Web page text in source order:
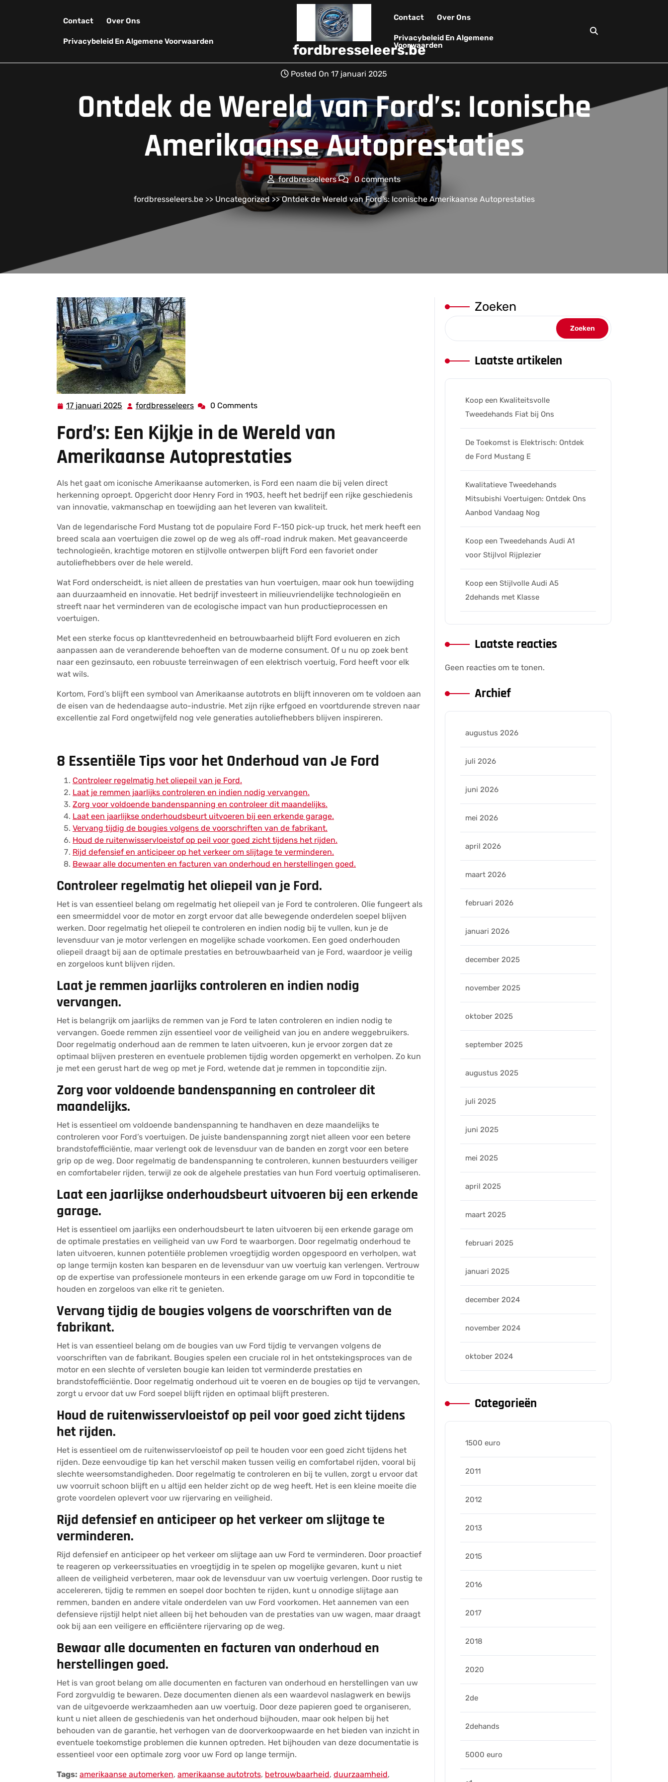
Contact Over Ons
Privacybeleid En Algemene Voorwaarden
fordbresseleers.be
Contact Over Ons
Privacybeleid En Algemene
Voorwaarden
Posted On 17 januari 2025
Ontdek de Wereld van Ford’s: Iconische
Amerikaanse Autoprestaties
fordbresseleers 0 comments
fordbresseleers.be>> Uncategorized >> Ontdek de Wereld van Ford’s: Iconische Amerikaanse Autoprestaties
17 januari 2025 17
2025
fordbresseleers fordbresseleers
0 Comments
Ford’s: Een Kijkje in de Wereld van
Amerikaanse Autoprestaties
Als het gaat om iconische Amerikaanse automerken, is Ford een naam die bij velen direct
herkenning oproept. Opgericht door Henry Ford in 1903, heeft het bedrijf een rijke geschiedenis
van innovatie, vakmanschap en toewijding aan het leveren van kwaliteit.
Van de legendarische Ford Mustang tot de populaire Ford F-150 pick-up truck, het merk heeft een
breed scala aan voertuigen die zowel op de weg als off-road indruk maken. Met geavanceerde
technologieën, krachtige motoren en stijlvolle ontwerpen blijft Ford een favoriet onder
autoliefhebbers over de hele wereld.
Wat Ford onderscheidt, is niet alleen de prestaties van hun voertuigen, maar ook hun toewijding
aan duurzaamheid en innovatie. Het bedrijf investeert in milieuvriendelijke technologieën en
streeft naar het verminderen van de ecologische impact van hun productieprocessen en
voertuigen.
Met een sterke focus op klanttevredenheid en betrouwbaarheid blijft Ford evolueren en zich
aanpassen aan de veranderende behoeften van de moderne consument. Of u nu op zoek bent
naar een gezinsauto, een robuuste terreinwagen of een elektrisch voertuig, Ford heeft voor elk
wat wils.
Kortom, Ford’s blijft een symbool van Amerikaanse autotrots en blijft innoveren om te voldoen aan
de eisen van de hedendaagse auto-industrie. Met zijn rijke erfgoed en voortdurende streven naar
excellentie zal Ford ongetwijfeld nog vele generaties autoliefhebbers blijven inspireren.
8 Essentiële Tips voor het Onderhoud van Je Ford
Controleer regelmatig het oliepeil van je Ford.
Laat je remmen jaarlijks controleren en indien nodig vervangen.
Zorg voor voldoende bandenspanning en controleer dit maandelijks.
Laat een jaarlijkse onderhoudsbeurt uitvoeren bij een erkende garage.
Vervang tijdig de bougies volgens de voorschriften van de fabrikant.
Houd de ruitenwisservloeistof op peil voor goed zicht tijdens het rijden.
Rijd defensief en anticipeer op het verkeer om slijtage te verminderen.
Bewaar alle documenten en facturen van onderhoud en herstellingen goed.
Controleer regelmatig het oliepeil van je Ford.
Het is van essentieel belang om regelmatig het oliepeil van je Ford te controleren. Olie fungeert als
een smeermiddel voor de motor en zorgt ervoor dat alle bewegende onderdelen soepel blijven
werken. Door regelmatig het oliepeil te controleren en indien nodig bij te vullen, kun je de
levensduur van je motor verlengen en mogelijke schade voorkomen. Een goed onderhouden
oliepeil draagt bij aan de optimale prestaties en betrouwbaarheid van je Ford, waardoor je veilig
en zorgeloos kunt blijven rijden.
Laat je remmen jaarlijks controleren en indien nodig
vervangen.
Het is belangrijk om jaarlijks de remmen van je Ford te laten controleren en indien nodig te
vervangen. Goede remmen zijn essentieel voor de veiligheid van jou en andere weggebruikers.
Door regelmatig onderhoud aan de remmen te laten uitvoeren, kun je ervoor zorgen dat ze
optimaal blijven presteren en eventuele problemen tijdig worden opgemerkt en verholpen. Zo kun
je met een gerust hart de weg op met je Ford, wetende dat je remmen in topconditie zijn.
Zorg voor voldoende bandenspanning en controleer dit
maandelijks.
Het is essentieel om voldoende bandenspanning te handhaven en deze maandelijks te
controleren voor Ford’s voertuigen. De juiste bandenspanning zorgt niet alleen voor een betere
brandstofefficiëntie, maar verlengt ook de levensduur van de banden en zorgt voor een betere
grip op de weg. Door regelmatig de bandenspanning te controleren, kunnen bestuurders veiliger
en comfortabeler rijden, terwijl ze ook de algehele prestaties van hun Ford voertuig optimaliseren.
Laat een jaarlijkse onderhoudsbeurt uitvoeren bij een erkende
garage.
Het is essentieel om jaarlijks een onderhoudsbeurt te laten uitvoeren bij een erkende garage om
de optimale prestaties en veiligheid van uw Ford te waarborgen. Door regelmatig onderhoud te
laten uitvoeren, kunnen potentiële problemen vroegtijdig worden opgespoord en verholpen, wat
op lange termijn kosten kan besparen en de levensduur van uw voertuig kan verlengen. Vertrouw
op de expertise van professionele monteurs in een erkende garage om uw Ford in topconditie te
houden en zorgeloos van elke rit te genieten.
Vervang tijdig de bougies volgens de voorschriften van de
fabrikant.
Het is van essentieel belang om de bougies van uw Ford tijdig te vervangen volgens de
voorschriften van de fabrikant. Bougies spelen een cruciale rol in het ontstekingsproces van de
motor en een slechte of versleten bougie kan leiden tot verminderde prestaties en
brandstofefficiëntie. Door regelmatig onderhoud uit te voeren en de bougies op tijd te vervangen,
zorgt u ervoor dat uw Ford soepel blijft rijden en optimaal blijft presteren.
Houd de ruitenwisservloeistof op peil voor goed zicht tijdens
het rijden.
Het is essentieel om de ruitenwisservloeistof op peil te houden voor een goed zicht tijdens het
rijden. Deze eenvoudige tip kan het verschil maken tussen veilig en comfortabel rijden, vooral bij
slechte weersomstandigheden. Door regelmatig te controleren en bij te vullen, zorgt u ervoor dat
uw voorruit schoon blijft en u altijd een helder zicht op de weg heeft. Het is een kleine moeite die
grote voordelen oplevert voor uw rijervaring en veiligheid.
Rijd defensief en anticipeer op het verkeer om slijtage te
verminderen.
Rijd defensief en anticipeer op het verkeer om slijtage aan uw Ford te verminderen. Door proactief
te reageren op verkeerssituaties en vroegtijdig in te spelen op mogelijke gevaren, kunt u niet
alleen de veiligheid verbeteren, maar ook de levensduur van uw voertuig verlengen. Door rustig te
accelereren, tijdig te remmen en soepel door bochten te rijden, kunt u onnodige slijtage aan
remmen, banden en andere vitale onderdelen van uw Ford voorkomen. Het aannemen van een
defensieve rijstijl helpt niet alleen bij het behouden van de prestaties van uw wagen, maar draagt
ook bij aan een veiligere en efficiëntere rijervaring op de weg.
Bewaar alle documenten en facturen van onderhoud en
herstellingen goed.
Het is van groot belang om alle documenten en facturen van onderhoud en herstellingen van uw
Ford zorgvuldig te bewaren. Deze documenten dienen als een waardevol naslagwerk en bewijs
van de uitgevoerde werkzaamheden aan uw voertuig. Door deze papieren goed te organiseren,
kunt u niet alleen de geschiedenis van het onderhoud bijhouden, maar ook helpen bij het
behouden van de garantie, het verhogen van de doorverkoopwaarde en het bieden van inzicht in
eventuele toekomstige problemen die kunnen optreden. Het bijhouden van deze documentatie is
essentieel voor een optimale zorg voor uw Ford op lange termijn.
Tags: amerikaanse automerken, amerikaanse autotrots, betrouwbaarheid, duurzaamheid,
Zoeken
Zoeken
Laatste artikelen
Koop een Kwaliteitsvolle
Tweedehands Fiat bij Ons
De Toekomst is Elektrisch: Ontdek
de Ford Mustang E
Kwalitatieve Tweedehands
Mitsubishi Voertuigen: Ontdek Ons
Aanbod Vandaag Nog
Koop een Tweedehands Audi A1
voor Stijlvol Rijplezier
Koop een Stijlvolle Audi A5
2dehands met Klasse
Laatste reacties
Geen reacties om te tonen.
Archief
augustus 2026
juli 2026
juni 2026
mei 2026
april 2026
maart 2026
februari 2026
januari 2026
december 2025
november 2025
oktober 2025
september 2025
augustus 2025
juli 2025
juni 2025
mei 2025
april 2025
maart 2025
februari 2025
januari 2025
december 2024
november 2024
oktober 2024
Categorieën
1500 euro
2011
2012
2013
2015
2016
2017
2018
2020
2de
2dehands
5000 euro